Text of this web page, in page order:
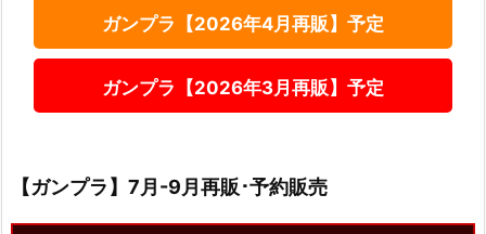
ガンプラ【2026年4月再販】予定
ガンプラ【2026年3月再販】予定
【ガンプラ】7月-9月再販･予約販売